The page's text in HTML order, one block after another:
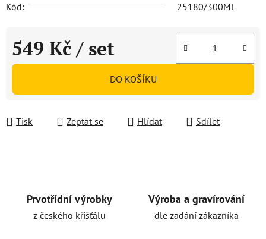
Kód:
25180/300ML
549 Kč / set
Měrná cena:
DO KOŠÍKU
Tisk Zeptat se Hlídat Sdílet
Prvotřídní výrobky
z českého křišťálu
Výroba a gravírování
dle zadání zákazníka